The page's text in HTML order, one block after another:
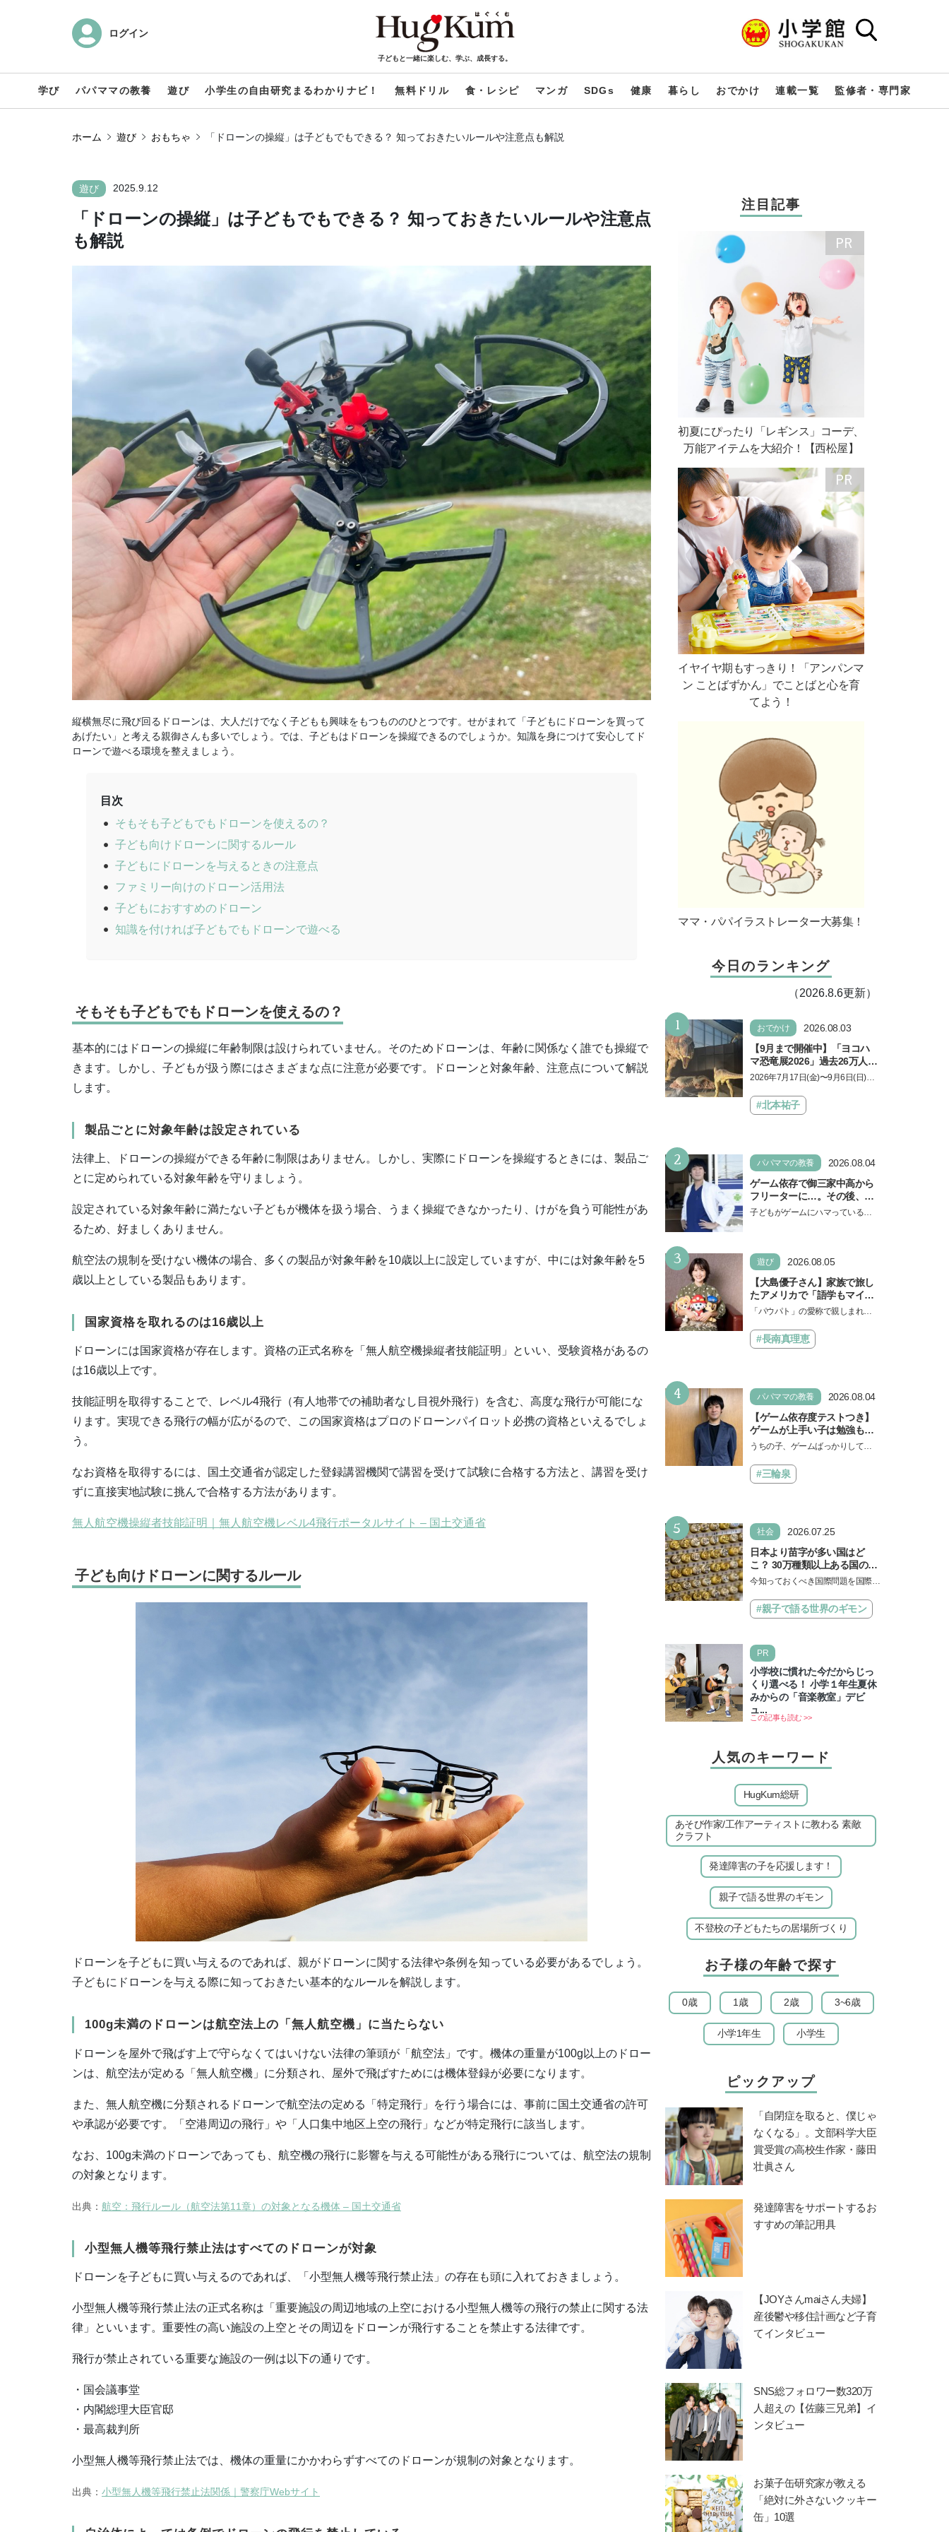
ログイン
子どもと一緒に楽しむ、学ぶ、成長する。
学び パパママの教養 遊び 小学生の自由研究まるわかりナビ！ 無料ドリル 食・レシピ マンガ SDGs 健康 暮らし おでかけ 連載一覧 監修者・専門家
ホーム 遊び おもちゃ 「ドローンの操縦」は子どもでもできる？ 知っておきたいルールや注意点も解説
遊び 2025.9.12
「ドローンの操縦」は子どもでもできる？ 知っておきたいルールや注意点
も解説
縦横無尽に飛び回るドローンは、大人だけでなく子どもも興味をもつもののひとつです。せがまれて「子どもにドローンを買って
あげたい」と考える親御さんも多いでしょう。では、子どもはドローンを操縦できるのでしょうか。知識を身につけて安心してド
ローンで遊べる環境を整えましょう。
目次
そもそも子どもでもドローンを使えるの？
子ども向けドローンに関するルール
子どもにドローンを与えるときの注意点
ファミリー向けのドローン活用法
子どもにおすすめのドローン
知識を付ければ子どもでもドローンで遊べる
そもそも子どもでもドローンを使えるの？
基本的にはドローンの操縦に年齢制限は設けられていません。そのためドローンは、年齢に関係なく誰でも操縦で
きます。しかし、子どもが扱う際にはさまざまな点に注意が必要です。ドローンと対象年齢、注意点について解説
します。
製品ごとに対象年齢は設定されている
法律上、ドローンの操縦ができる年齢に制限はありません。しかし、実際にドローンを操縦するときには、製品ご
とに定められている対象年齢を守りましょう。
設定されている対象年齢に満たない子どもが機体を扱う場合、うまく操縦できなかったり、けがを負う可能性があ
るため、好ましくありません。
航空法の規制を受けない機体の場合、多くの製品が対象年齢を10歳以上に設定していますが、中には対象年齢を5
歳以上としている製品もあります。
国家資格を取れるのは16歳以上
ドローンには国家資格が存在します。資格の正式名称を「無人航空機操縦者技能証明」といい、受験資格があるの
は16歳以上です。
技能証明を取得することで、レベル4飛行（有人地帯での補助者なし目視外飛行）を含む、高度な飛行が可能にな
ります。実現できる飛行の幅が広がるので、この国家資格はプロのドローンパイロット必携の資格といえるでしょ
う。
なお資格を取得するには、国土交通省が認定した登録講習機関で講習を受けて試験に合格する方法と、講習を受け
ずに直接実地試験に挑んで合格する方法があります。
無人航空機操縦者技能証明｜無人航空機レベル4飛行ポータルサイト – 国土交通省
子ども向けドローンに関するルール
ドローンを子どもに買い与えるのであれば、親がドローンに関する法律や条例を知っている必要があるでしょう。
子どもにドローンを与える際に知っておきたい基本的なルールを解説します。
100g未満のドローンは航空法上の「無人航空機」に当たらない
ドローンを屋外で飛ばす上で守らなくてはいけない法律の筆頭が「航空法」です。機体の重量が100g以上のドロー
ンは、航空法が定める「無人航空機」に分類され、屋外で飛ばすためには機体登録が必要になります。
また、無人航空機に分類されるドローンで航空法の定める「特定飛行」を行う場合には、事前に国土交通省の許可
や承認が必要です。「空港周辺の飛行」や「人口集中地区上空の飛行」などが特定飛行に該当します。
なお、100g未満のドローンであっても、航空機の飛行に影響を与える可能性がある飛行については、航空法の規制
の対象となります。
出典： 航空：飛行ルール（航空法第11章）の対象となる機体 – 国土交通省
小型無人機等飛行禁止法はすべてのドローンが対象
ドローンを子どもに買い与えるのであれば、「小型無人機等飛行禁止法」の存在も頭に入れておきましょう。
小型無人機等飛行禁止法の正式名称は「重要施設の周辺地域の上空における小型無人機等の飛行の禁止に関する法
律」といいます。重要性の高い施設の上空とその周辺をドローンが飛行することを禁止する法律です。
飛行が禁止されている重要な施設の一例は以下の通りです。
・国会議事堂
・内閣総理大臣官邸
・最高裁判所
小型無人機等飛行禁止法では、機体の重量にかかわらずすべてのドローンが規制の対象となります。
出典： 小型無人機等飛行禁止法関係｜警察庁Webサイト
注目記事
初夏にぴったり「レギンス」コーデ、
万能アイテムを大紹介！【西松屋】
イヤイヤ期もすっきり！「アンパンマ
ン ことばずかん」でことばと心を育
てよう！
ママ・パパイラストレーター大募集！
今日のランキング
（2026.8.6更新）
1 おでかけ
2026.08.03
【9月まで開催中】「ヨコハ
マ恐竜展2026」過去26万人を
動員した恐竜展が9年ぶりに
しむポイントを完全ガイド
2026年7月17日(金)〜9月6日(日)、
「ヨコハマ恐竜展2026〜恐竜の食
卓大図鑑〜」が開催…
#北本祐子
2 パパママの教養
2026.08.04
ゲーム依存で御三家中高から
フリーターに…。その後、医
学部へ逆転合格した現役医師
子どもがゲームにハマっている
3 遊び
2026.08.05
【大島優子さん】家族で旅し
たアメリカで「語学もマイン
ドも！ 子どもの成長はすごか
『パウ・パトロール ザ・ダイ
ノ・ムービー』ではあきらめ
「パウパト」の愛称で親しまれる
の劇場版シリーズ第3弾、映画『パ
ウ・パトロール ザ…
#長南真理恵
4 パパママの教養
2026.08.04
【ゲーム依存度テストつき】
ゲームが上手い子は勉強もで
きる？御三家中高卒でゲーマ
えるゲームしながら受験で勝
つためのメソッド
うちの子、ゲームばっかりしてい
言し、子どもとトラブルになる家
庭は多いもの。でも…
#三輪泉
5 社会
2026.07.25
日本より苗字が多い国はど
こ？ 30万種類以上ある国の理
由とは【親子で語る国際問
今知っておくべき国際問題を国際政
る「親子で語る国際問題」。今回
は、苗字の種類…
#親子で語る世界のギモン
PR
小学校に慣れた今だからじっ
くり選べる！ 小学１年生夏休
みからの「音楽教室」デビ
ュ...
この記事も読む >>
人気のキーワード
HugKum総研
あそび作家/工作アーティストに教わる 素敵
クラフト
発達障害の子を応援します！
親子で語る世界のギモン
不登校の子どもたちの居場所づくり
お子様の年齢で探す
0歳 1歳 2歳 3~6歳
小学1年生 小学生
ピックアップ
「自閉症を取ると、僕じゃ
なくなる」。文部科学大臣
賞受賞の高校生作家・藤田
壮眞さん
発達障害をサポートするお
すすめの筆記用具
【JOYさんmaiさん夫婦】
産後鬱や移住計画など子育
てインタビュー
SNS総フォロワー数320万
人超えの【佐藤三兄弟】イ
ンタビュー
お菓子缶研究家が教える
「絶対に外さないクッキー
缶」10選